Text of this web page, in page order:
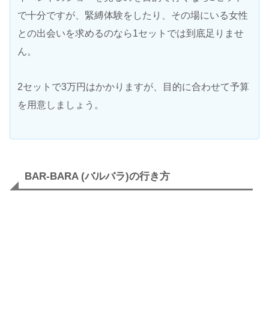
で十分ですが、緊縛体験をしたり、その場にいる女性
との出会いを求めるのなら1セットでは到底足りませ
ん。
2セットで3万円はかかりますが、目的に合わせて予算
を用意しましょう。
BAR-BARA (バルバラ)の行き方